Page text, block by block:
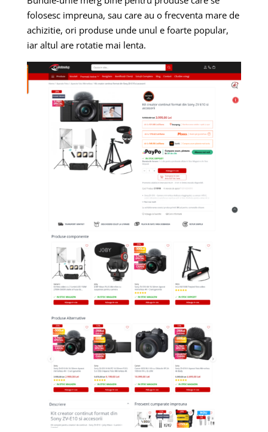
folosesc impreuna, sau care au o frecventa mare de
achizitie, ori produse unde unul e foarte popular,
iar altul are rotatie mai lenta.